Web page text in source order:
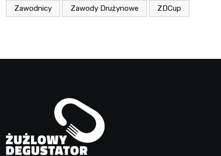
Zawodnicy Zawody Drużynowe ZDCup